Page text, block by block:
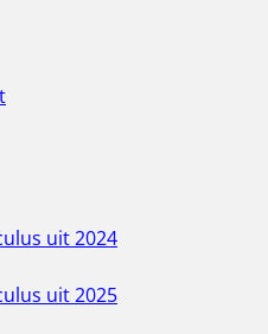
uit 2024
uit 2025